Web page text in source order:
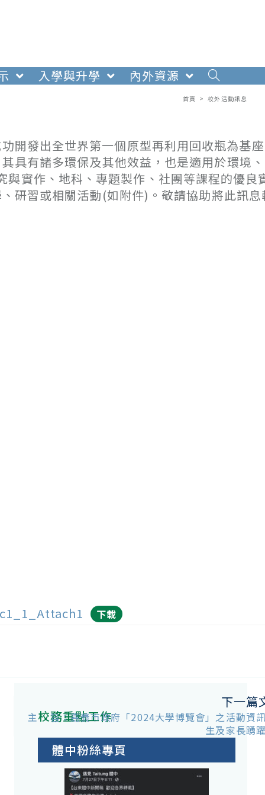
入學與升學 內外資源
首頁 > 校外活動訊息
開發出全世界第一個原型再利用回收瓶為基
具有諸多環保及其他效益，也是適用於環境
實作、地科、專題製作、社團等課程的優良
研習或相關活動(如附件)。敬請協助將此訊
下載
下一篇
主 旨：嘉義市政府「2024大學博覽會」之活動資
生及家長踴
校務重點工作
體中粉絲專頁